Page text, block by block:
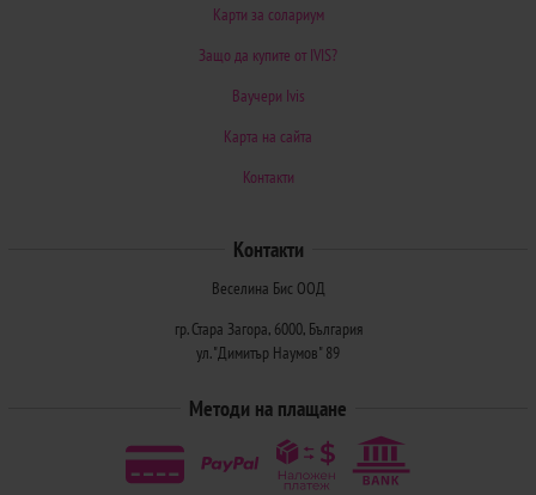
Карти за солариум
Защо да купите от IVIS?
Ваучери Ivis
Карта на сайта
Контакти
Контакти
Веселина Бис ООД
гр. Стара Загора, 6000, България
ул. "Димитър Наумов" 89
Методи на плащане